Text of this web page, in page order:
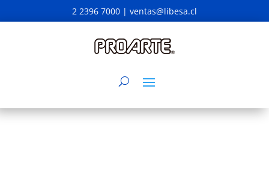
2 2396 7000 | ventas@libesa.cl